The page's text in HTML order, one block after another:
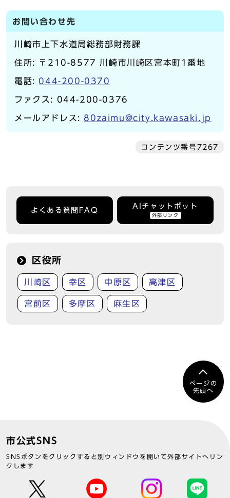
お問い合わせ先
川崎市上下水道局総務部財務課
住所: 〒210-8577 川崎市川崎区宮本町1番地
電話: 044-200-0370
ファクス: 044-200-0376
メールアドレス:80zaimu@city.kawasaki.jp
コンテンツ番号7267
よくある質問FAQ
AIチャットボット
外部リンク
区役所
川崎区 幸区 中原区 高津区
宮前区 多摩区 麻生区
ページの
先頭へ
市公式SNS
SNSボタンをクリックすると別ウィンドウを開いて外部サイトへリン
クします